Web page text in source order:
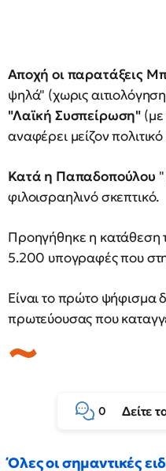
Αποχή οι παρατάξεις
ψηλά" (χωρις
"Λαϊκή Συσπείρωση" (με
αναφέρει μείζον
Κατά η Παπαδοπούλου
φιλοισραηλινό σκεπτικό.
Προηγήθηκε η κατάθεση
5.200 υπογραφές που
Είναι το πρώτο ψήφισμα
πρωτεύουσας που
0 Δείτε
Όλες οι σημαντικές